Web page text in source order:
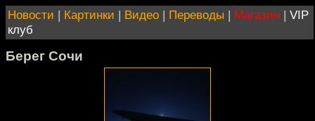
Новости | Картинки | Видео | Переводы | Магазин | VIP
клуб
Берег Сочи